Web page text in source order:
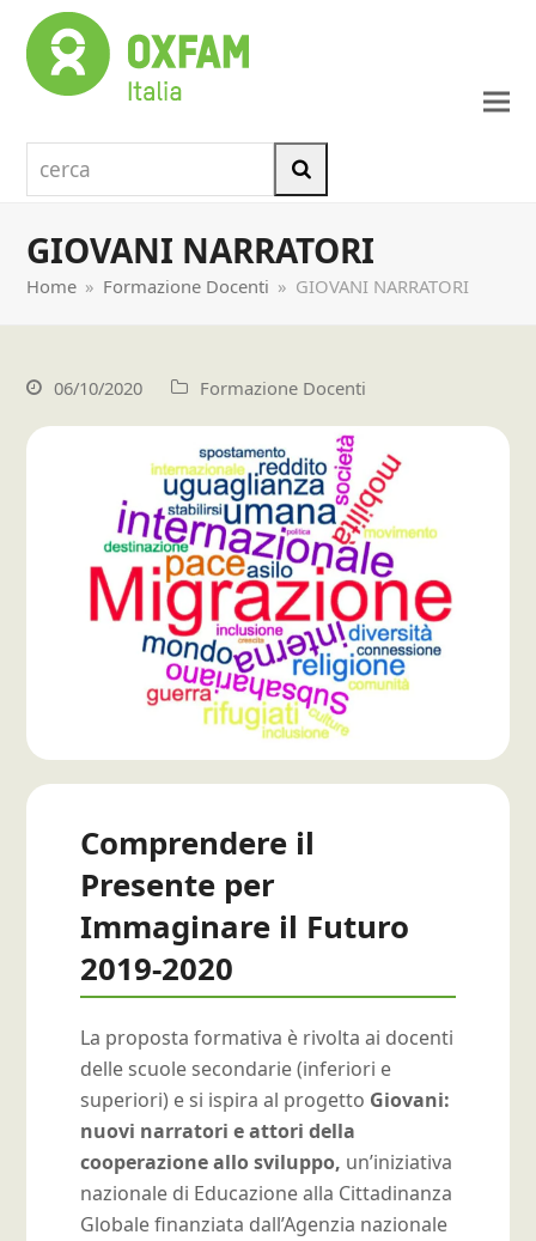
cerca
GIOVANI NARRATORI
Home » Formazione Docenti » GIOVANI NARRATORI
06/10/2020 Formazione Docenti
Comprendere il
Presente per
Immaginare il Futuro
2019-2020
La proposta formativa è rivolta ai docenti
delle scuole secondarie (inferiori e
superiori) e si ispira al progetto Giovani:
nuovi narratori e attori della
cooperazione allo sviluppo, un’iniziativa
nazionale di Educazione alla Cittadinanza
Globalefinanziata dall’Agenzia nazionale